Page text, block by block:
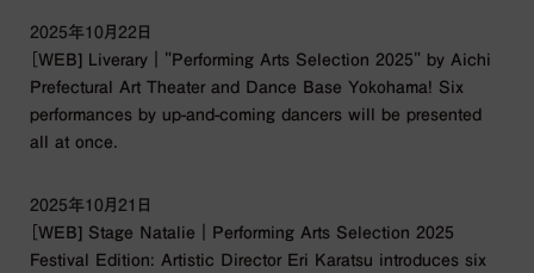
2025年10月22日
［WEB] Liverary｜"Performing Arts Selection 2025" by Aichi
Prefectural Art Theater and Dance Base Yokohama! Six
performances by up-and-coming dancers will be presented
all at once.
2025年10月21日
［WEB] Stage Natalie｜Performing Arts Selection 2025
Festival Edition: Artistic Director Eri Karatsu introduces six